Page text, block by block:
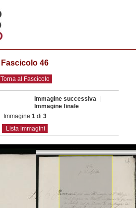
Fascicolo 46
Torna al Fascicolo
Immagine successiva
Immagine finale
Immagine 1di 3
Lista immagini